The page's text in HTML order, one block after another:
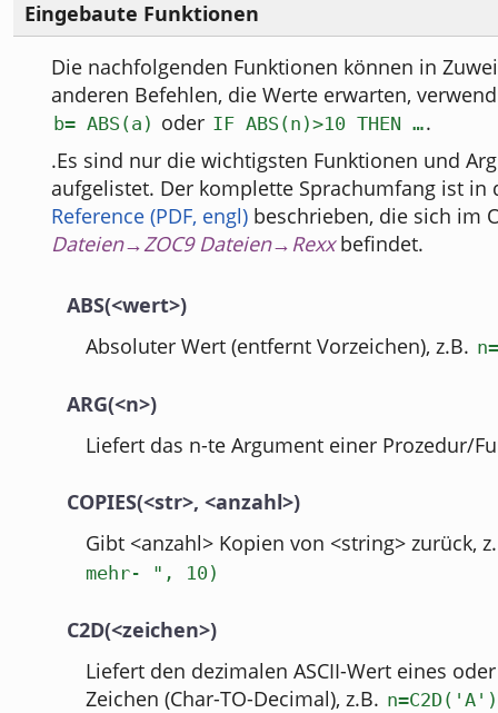
Eingebaute Funktionen
Die nachfolgenden Funktionen können in
anderen Befehlen, die Werte erwarten,
b= ABS(a) oder IF ABS(n)>10 THEN ….
.Es sind nur die wichtigsten Funktionen und
aufgelistet. Der komplette Sprachumfang ist in
Reference (PDF, engl) beschrieben, die sich im
Dateien→ZOC9 Dateien→Rexxbefindet.
ABS(<wert>)
Absoluter Wert (entfernt Vorzeichen), z.B.
ARG(<n>)
Liefert das n-te Argument einer Prozedur/
COPIES(<str>, <anzahl>)
Gibt <anzahl> Kopien von <string> zurück,
mehr- ", 10)
C2D(<zeichen>)
Liefert den dezimalen ASCII-Wert eines
Zeichen (Char-TO-Decimal), z.B. n=C2D('A')